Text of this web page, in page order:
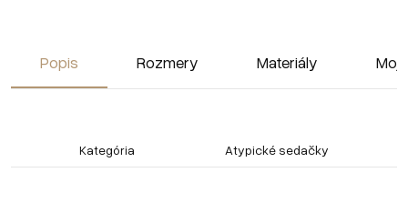
Popis Rozmery Materiály
Kategória Atypické sedačky